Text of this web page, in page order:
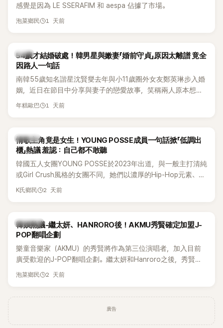
感覺是因為 LE SSERAFIM 和 aespa 佔據了市場。
泡菜鄉民 1 天前
韓星
54歲才結婚破處！韓男星與嫩妻「婚前守貞」原因太離譜 竟全
因路人一句話
南韓55歲知名諧星沈賢燮去年與小11歲圈外女友鄭英琳步入婚
姻，近日在節目中分享與妻子的戀愛故事，笑稱兩人原本想享
受兩人世界，沒想到站在飯店門口時竟被路人認出，還一路替
年糕歐巴 1 天前
K-POP
情歌主角竟是女生！YOUNG POSSE成員一句話掀「低調出
櫃」熱議 羞認：自己都不敢聽
韓國五人女團YOUNG POSSE於2023年出道，與一般主打清純
或Girl Crush風格的女團不同，她們以濃厚的Hip-Hop元素、自
創Rap及成員親自參與創作為特色，MV也融入美式街頭、塗
為第五代女團中極具辨識度的新生代代表之一。
K氏鄉民 2 天前
熱議討論
韓娛熱議-繼太妍、HANRORO後！AKMU秀賢確定加盟J-
POP翻唱企劃
樂童音樂家（AKMU）的秀賢將作為第三位演唱者，加入目前
廣受歡迎的J-POP翻唱企劃。繼太妍和Hanroro之後，秀賢已
獲選為第三首翻唱歌曲的主唱，並於近期完成錄音。
泡菜鄉民 2 天前
廣告